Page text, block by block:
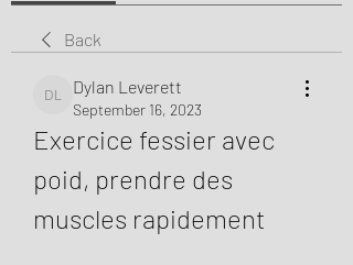
Back
Dylan Leverett
Dylan Leverett
September 16, 2023
Exercice fessier avec
poid, prendre des
muscles rapidement